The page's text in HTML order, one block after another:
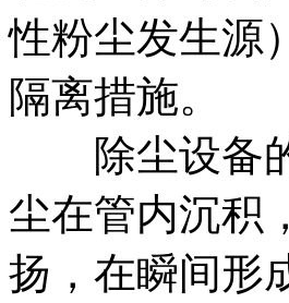
性粉尘发生源
隔离措施。
除尘设备的
尘在管内沉积
扬，在瞬间形